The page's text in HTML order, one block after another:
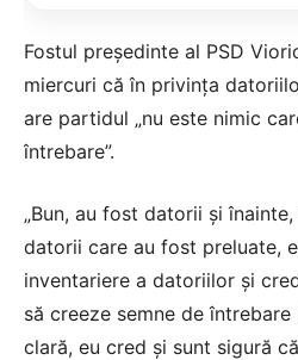
Fostul preşedinte al PSD
miercuri că în privinţa
are partidul „nu este nimic
întrebare”.
„Bun, au fost datorii şi
datorii care au fost preluate,
inventariere a datoriilor şi
să creeze semne de
clară, eu cred şi sunt sigură